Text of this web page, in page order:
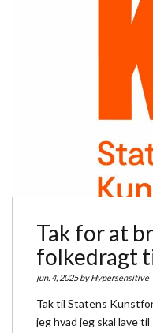
Tak for at
folkedragt
jun. 4, 2025 byHypersensitive
Tak til Statens
jeg hvad jeg skal lave